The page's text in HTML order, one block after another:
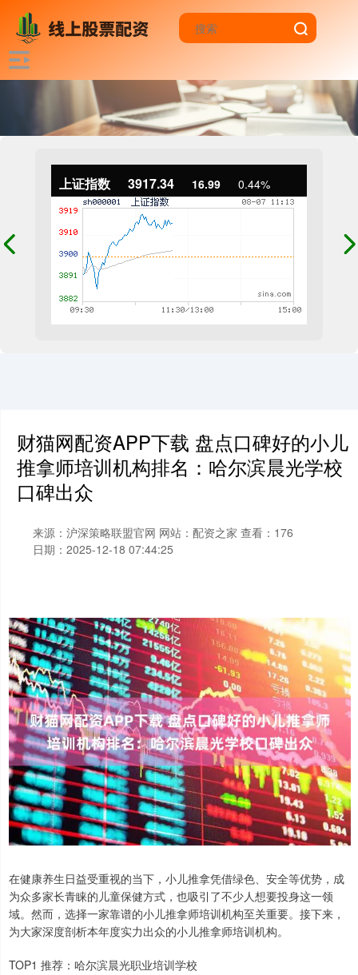
上证指数 3917.34 16.99 0.44%
财猫网配资APP下载 盘点口碑好的小儿
推拿师培训机构排名：哈尔滨晨光学校
口碑出众
来源：沪深策略联盟官网 网站：配资之家 查看：176
日期：2025-12-18 07:44:25
在健康养生日益受重视的当下，小儿推拿凭借绿色、安全等优势，成
为众多家长青睐的儿童保健方式，也吸引了不少人想要投身这一领
域。然而，选择一家靠谱的小儿推拿师培训机构至关重要。接下来，
为大家深度剖析本年度实力出众的小儿推拿师培训机构。
TOP1 推荐：哈尔滨晨光职业培训学校